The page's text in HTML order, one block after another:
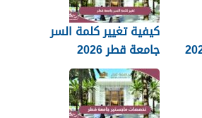
كيفية تغيير كلمة السر
جامعة قطر 2026